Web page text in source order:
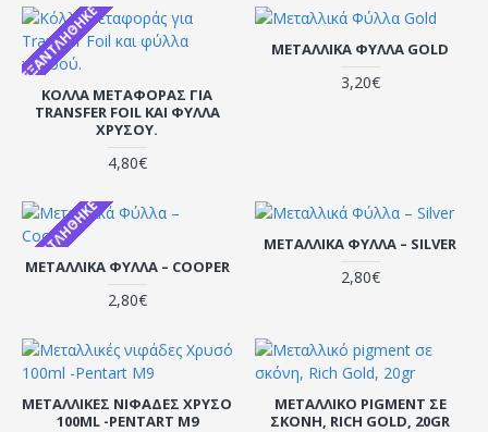
ΕΞΑΝΤΛΉΘΗΚΕ
ΚΌΛΛΑ ΜΕΤΑΦΟΡΆΣ ΓΙΑ
TRANSFER FOIL ΚΑΙ ΦΎΛΛΑ
ΧΡΥΣΟΎ.
4,80€
ΜΕΤΑΛΛΙΚΆ ΦΎΛΛΑ GOLD
3,20€
ΕΞΑΝΤΛΉΘΗΚΕ
ΜΕΤΑΛΛΙΚΆ ΦΎΛΛΑ – COOPER
2,80€
ΜΕΤΑΛΛΙΚΆ ΦΎΛΛΑ – SILVER
2,80€
ΜΕΤΑΛΛΙΚΈΣ ΝΙΦΆΔΕΣ ΧΡΥΣΌ
100ML -PENTART M9
ΜΕΤΑΛΛΙΚΌ PIGMENT ΣΕ
ΣΚΌΝΗ, RICH GOLD, 20GR